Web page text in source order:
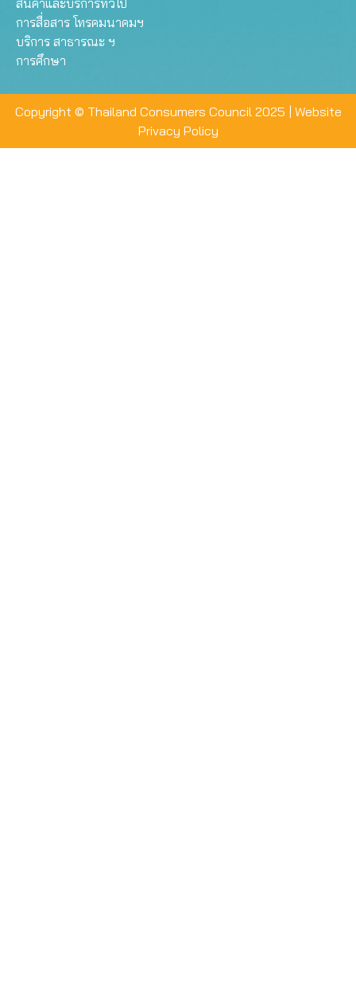
การสื่อสาร โทรคมนาคมฯ
บริการ สาธารณะ ฯ
การศึกษา
Copyright © Thailand Consumers Council 2025 | Website
Privacy Policy